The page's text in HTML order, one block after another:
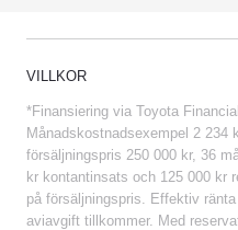
VILLKOR
*Finansiering via Toyota
Månadskostnadsexempel 2 234
försäljningspris 250 000 kr, 36
kr kontantinsats och 125 000 kr
på försäljningspris. Effektiv
aviavgift tillkommer. Med